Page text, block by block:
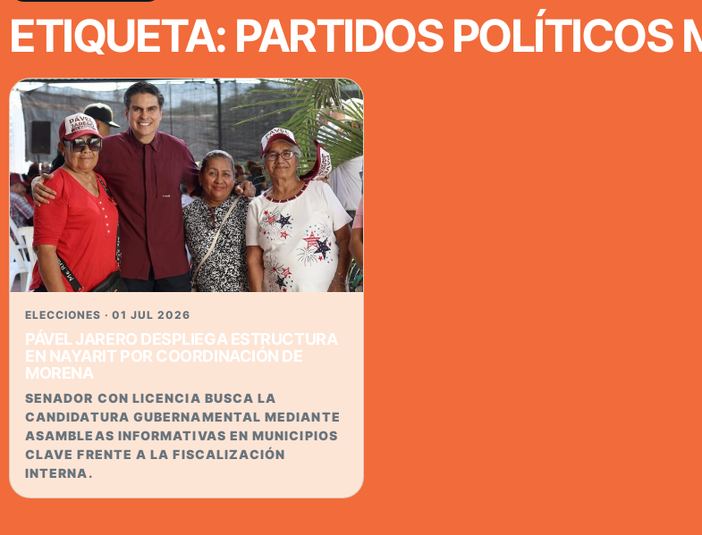
ETIQUETA: PARTIDOS POLÍTICOS
ELECCIONES · 01 JUL 2026
PÁVEL JARERO DESPLIEGA ESTRUCTURA
EN NAYARIT POR COORDINACIÓN DE
MORENA
SENADOR CON LICENCIA BUSCA LA
CANDIDATURA GUBERNAMENTAL MEDIANTE
ASAMBLEAS INFORMATIVAS EN MUNICIPIOS
CLAVE FRENTE A LA FISCALIZACIÓN
INTERNA.